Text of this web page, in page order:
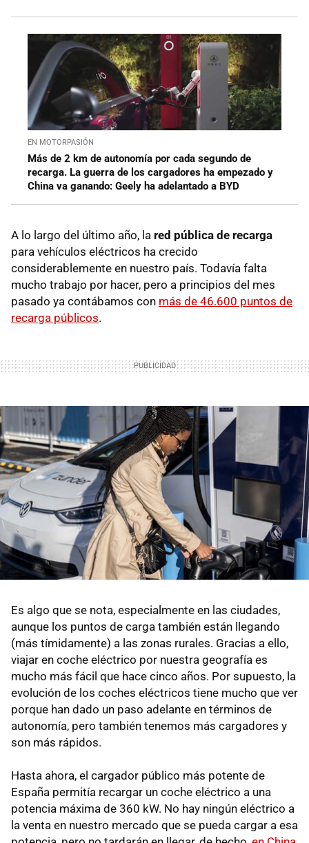
EN MOTORPASIÓN
Más de 2 km de autonomía por cada segundo de
recarga. La guerra de los cargadores ha empezado y
China va ganando: Geely ha adelantado a BYD
A lo largo del último año, la red pública de recarga
para vehículos eléctricos ha crecido
considerablemente en nuestro país. Todavía falta
mucho trabajo por hacer, pero a principios del mes
pasado ya contábamos con más de 46.600 puntos de
recarga públicos.
Es algo que se nota, especialmente en las ciudades,
aunque los puntos de carga también están llegando
(más tímidamente) a las zonas rurales. Gracias a ello,
viajar en coche eléctrico por nuestra geografía es
mucho más fácil que hace cinco años. Por supuesto, la
evolución de los coches eléctricos tiene mucho que ver
porque han dado un paso adelante en términos de
autonomía, pero también tenemos más cargadores y
son más rápidos.
Hasta ahora, el cargador público más potente de
España permitía recargar un coche eléctrico a una
potencia máxima de 360 kW. No hay ningún eléctrico a
la venta en nuestro mercado que se pueda cargar a esa